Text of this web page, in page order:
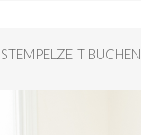
STEMPELZEIT BUCHEN